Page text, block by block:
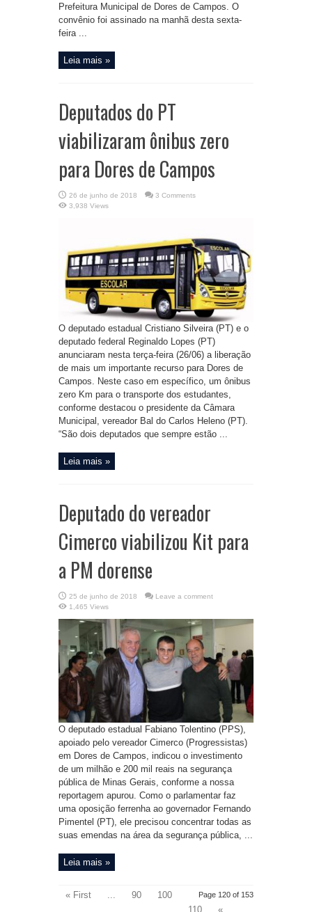
Prefeitura Municipal de Dores de Campos. O
convênio foi assinado na manhã desta sexta-
feira ...
Leia mais »
Deputados do PT
viabilizaram ônibus zero
para Dores de Campos
26 de junho de 2018
3 Comments
3,938 Views
O deputado estadual Cristiano Silveira (PT) e o
deputado federal Reginaldo Lopes (PT)
anunciaram nesta terça-feira (26/06) a liberação
de mais um importante recurso para Dores de
Campos. Neste caso em específico, um ônibus
zero Km para o transporte dos estudantes,
conforme destacou o presidente da Câmara
Municipal, vereador Bal do Carlos Heleno (PT).
“São dois deputados que sempre estão ...
Leia mais »
Deputado do vereador
Cimerco viabilizou Kit para
a PM dorense
25 de junho de 2018
Leave a comment
1,465 Views
O deputado estadual Fabiano Tolentino (PPS),
apoiado pelo vereador Cimerco (Progressistas)
em Dores de Campos, indicou o investimento
de um milhão e 200 mil reais na segurança
pública de Minas Gerais, conforme a nossa
reportagem apurou. Como o parlamentar faz
uma oposição ferrenha ao governador Fernando
Pimentel (PT), ele precisou concentrar todas as
suas emendas na área da segurança pública, ...
Leia mais »
Page 120 of 153
« First ... 90
100
110
«